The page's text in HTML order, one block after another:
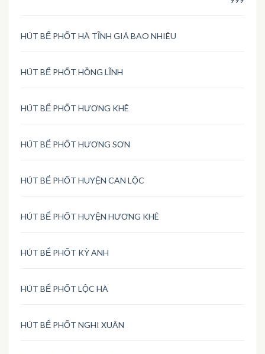
HÚT BỂ PHỐT HÀ TĨNH GIÁ BAO NHIÊU
HÚT BỂ PHỐT HỒNG LĨNH
HÚT BỂ PHỐT HƯƠNG KHÊ
HÚT BỂ PHỐT HƯƠNG SƠN
HÚT BỂ PHỐT HUYỆN CAN LỘC
HÚT BỂ PHỐT HUYỆN HƯƠNG KHÊ
HÚT BỂ PHỐT KỲ ANH
HÚT BỂ PHỐT LỘC HÀ
HÚT BỂ PHỐT NGHI XUÂN